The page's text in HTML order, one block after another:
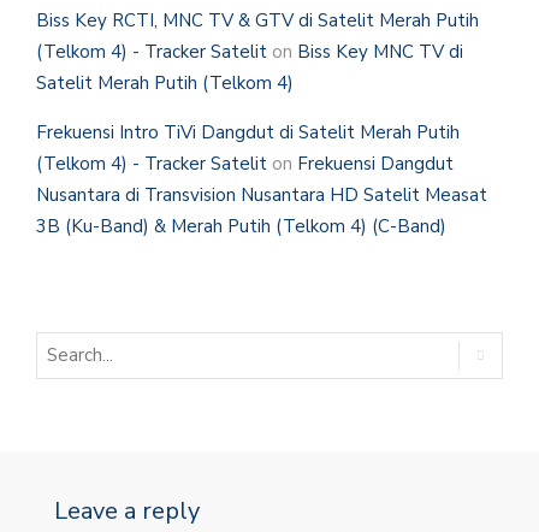
Biss Key RCTI, MNC TV & GTV di Satelit Merah Putih
(Telkom 4) - Tracker Satelit on Biss Key MNC TV di
Satelit Merah Putih (Telkom 4)
Frekuensi Intro TiVi Dangdut di Satelit Merah Putih
(Telkom 4) - Tracker Satelit on Frekuensi Dangdut
Nusantara di Transvision Nusantara HD Satelit Measat
3B (Ku-Band) & Merah Putih (Telkom 4) (C-Band)
Leave a reply